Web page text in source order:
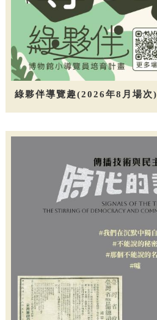
綠夥伴導覽趣(2026年8月場次)